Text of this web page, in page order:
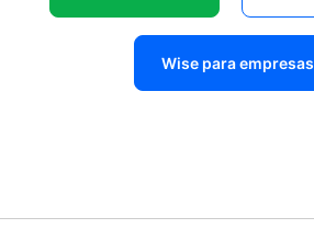
Wise para empresas